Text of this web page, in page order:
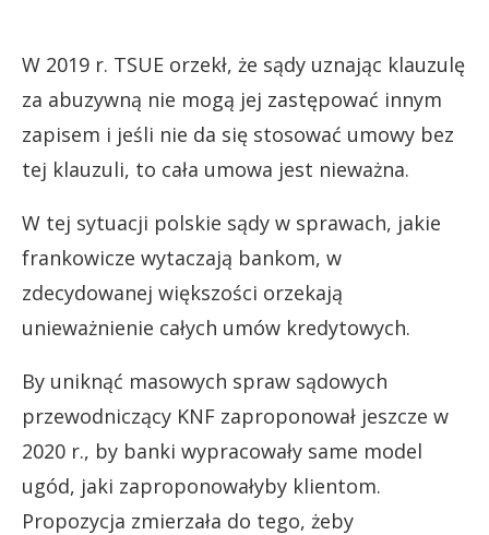
W 2019 r. TSUE orzekł, że sądy uznając klauzulę
za abuzywną nie mogą jej zastępować innym
zapisem i jeśli nie da się stosować umowy bez
tej klauzuli, to cała umowa jest nieważna.
W tej sytuacji polskie sądy w sprawach, jakie
frankowicze wytaczają bankom, w
zdecydowanej większości orzekają
unieważnienie całych umów kredytowych.
By uniknąć masowych spraw sądowych
przewodniczący KNF zaproponował jeszcze w
2020 r., by banki wypracowały same model
ugód, jaki zaproponowałyby klientom.
Propozycja zmierzała do tego, żeby